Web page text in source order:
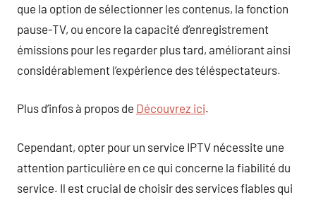
que la option de sélectionner les contenus, la fonction
pause-TV, ou encore la capacité d’enregistrement
émissions pour les regarder plus tard, améliorant ainsi
considérablement l’expérience des téléspectateurs.
Plus d’infos à propos de Découvrez ici.
Cependant, opter pour un service IPTV nécessite une
attention particulière en ce qui concerne la fiabilité du
service. Il est crucial de choisir des services fiables qui